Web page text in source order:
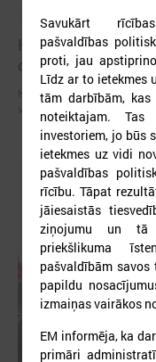
2025. gada 27. novembris
Komitejā
civilās
Komitejā iekšlietu
vadlīnijas
Savukārt
pašvaldības
proti, jau
Līdz ar to ietekmes
tām darbībām,
noteiktajam. Tas
investoriem, jo būs
ietekmes uz vidi
pašvaldības
rīcību. Tāpat
jāiesaistās
ziņojumu un tā
priekšlikuma
pašvaldībām
papildu
izmaiņas vairākos
EM informēja, ka
primāri